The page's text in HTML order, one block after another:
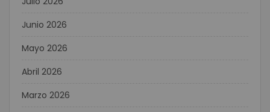
Junio 2026
Mayo 2026
Abril 2026
Marzo 2026